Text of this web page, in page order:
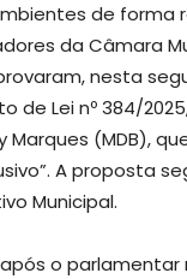
de forma
da Câmara
nesta
de Lei nº 384/
Marques (MDB),
A proposta
Municipal.
o